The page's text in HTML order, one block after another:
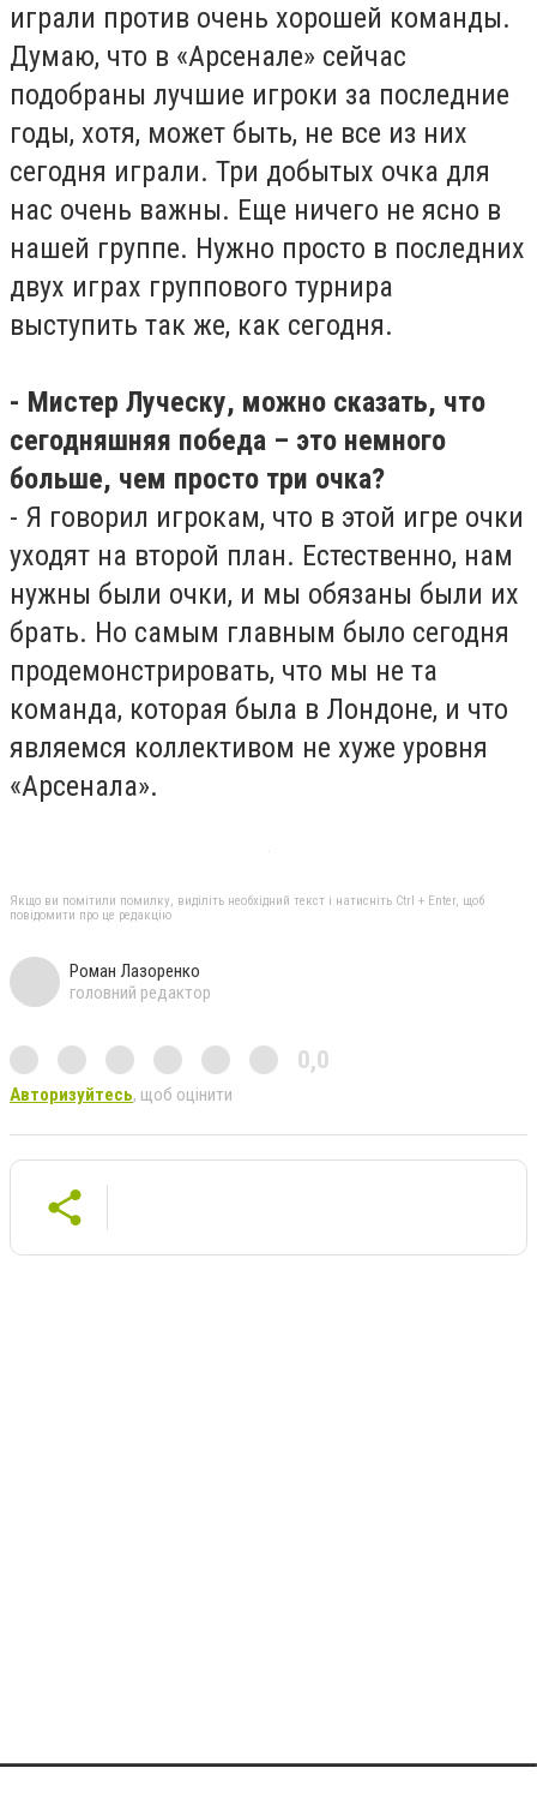
играли против очень хорошей команды.
Думаю, что в «Арсенале» сейчас
подобраны лучшие игроки за последние
годы, хотя, может быть, не все из них
сегодня играли. Три добытых очка для
нас очень важны. Еще ничего не ясно в
нашей группе. Нужно просто в последних
двух играх группового турнира
выступить так же, как сегодня.
- Мистер Луческу, можно сказать, что
сегодняшняя победа – это немного
больше, чем просто три очка?
- Я говорил игрокам, что в этой игре очки
уходят на второй план. Естественно, нам
нужны были очки, и мы обязаны были их
брать. Но самым главным было сегодня
продемонстрировать, что мы не та
команда, которая была в Лондоне, и что
являемся коллективом не хуже уровня
«Арсенала».
Якщо ви помітили помилку, виділіть необхідний текст і натисніть Ctrl + Enter, щоб
повідомити про це редакцію
Роман Лазоренко
головний редактор
0,0
Авторизуйтесь, щоб оцінити